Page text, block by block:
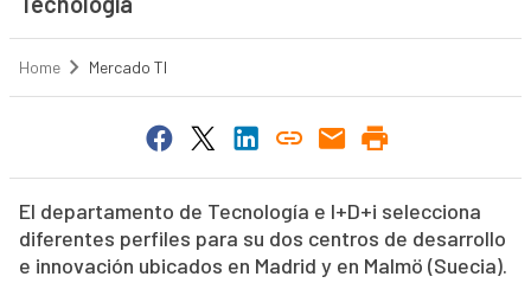
Home Mercado TI
El departamento de Tecnología e I+D+i selecciona
diferentes perfiles para su dos centros de desarrollo
e innovación ubicados en Madrid y en Malmö (Suecia).